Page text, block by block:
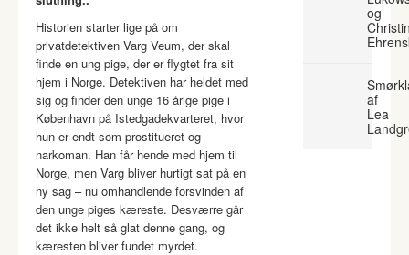
Historien starter lige på om
privatdetektiven Varg Veum, der skal
finde en ung pige, der er flygtet fra sit
hjem i Norge. Detektiven har heldet med
sig og finder den unge 16 årige pige i
København på Istedgadekvarteret, hvor
hun er endt som prostitueret og
narkoman. Han får hende med hjem til
Norge, men Varg bliver hurtigt sat på en
ny sag – nu omhandlende forsvinden af
den unge piges kæreste. Desværre går
det ikke helt så glat denne gang, og
kæresten bliver fundet myrdet.
og
af
Lea